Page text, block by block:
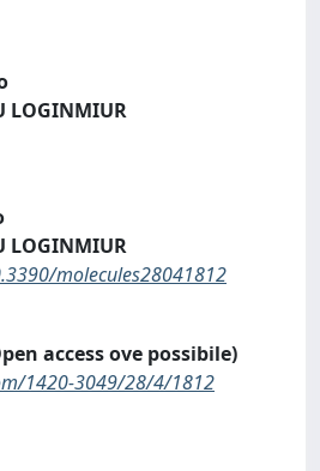
LOGINMIUR
LOGINMIUR
molecules28041812
access ove possibile)
1420-3049/28/4/1812